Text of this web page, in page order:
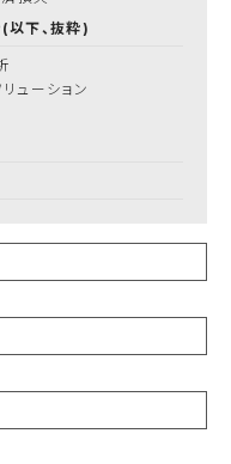
下、抜粋)
ューション